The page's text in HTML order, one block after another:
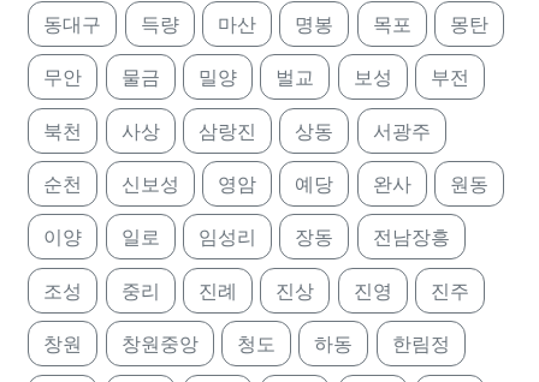
동대구 득량 마산 명봉 목포 몽탄
무안 물금 밀양 벌교 보성 부전
북천 사상 삼랑진 상동 서광주
순천 신보성 영암 예당 완사 원동
이양 일로 임성리 장동 전남장흥
조성 중리 진례 진상 진영 진주
창원 창원중앙 청도 하동 한림정